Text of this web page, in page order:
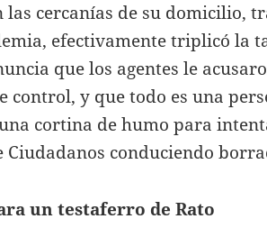
las cercanías de su domicilio,
efectivamente triplicó la
que los agentes le
control, y que todo es una
cortina de humo para
Ciudadanos conduciendo
un testaferro de Rato